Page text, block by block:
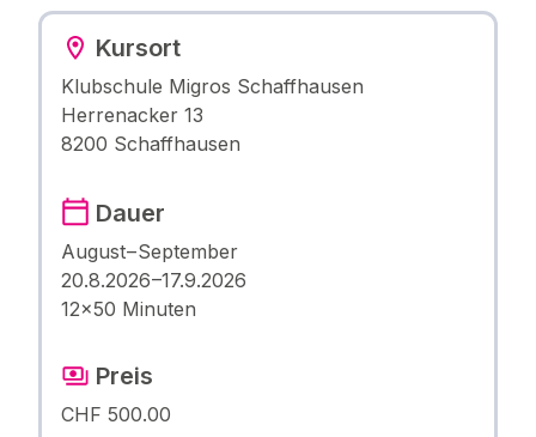
Kursort
Klubschule Migros Schaffhausen
Herrenacker 13
8200 Schaffhausen
Dauer
August – September
20.8.2026 –17.9.2026
12×50 Minuten
Preis
CHF 500.00